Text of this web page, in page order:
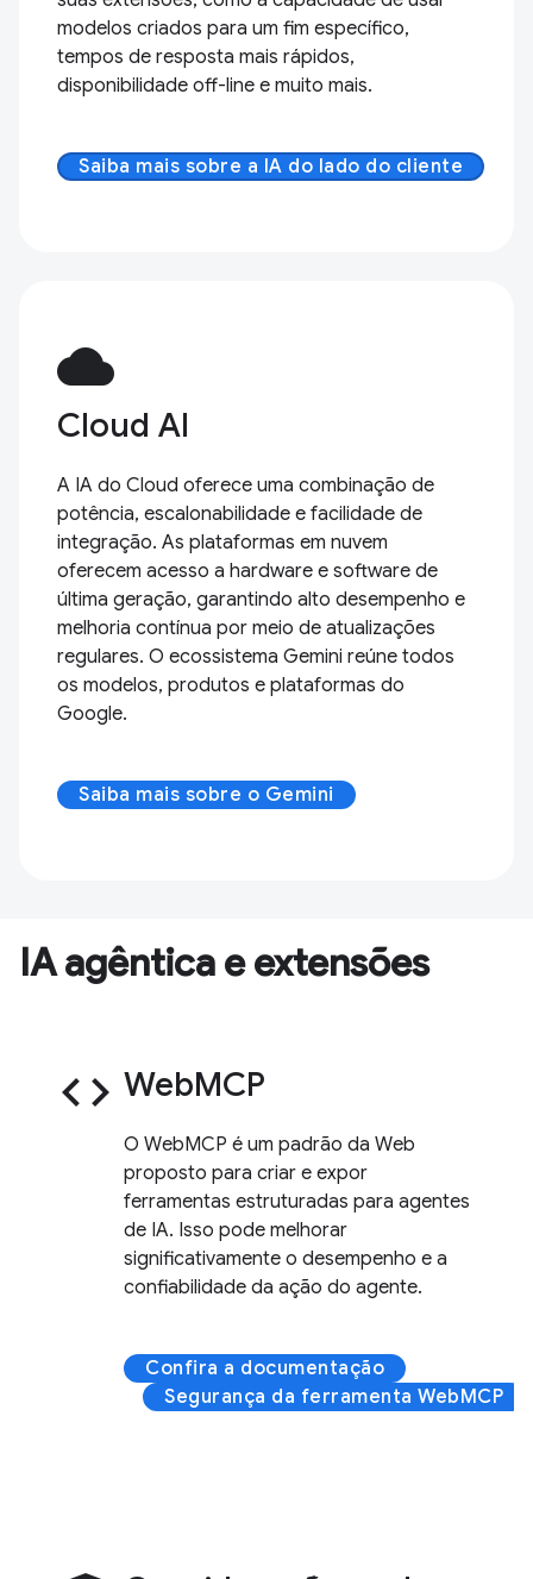
modelos criados para um fim específico,
tempos de resposta mais rápidos,
disponibilidade off-line e muito mais.
Saiba mais sobre a IA do lado do cliente
cloud
Cloud AI
A IA do Cloud oferece uma combinação de
potência, escalonabilidade e facilidade de
integração. As plataformas em nuvem
oferecem acesso a hardware e software de
última geração, garantindo alto desempenho e
melhoria contínua por meio de atualizações
regulares. O ecossistema Gemini reúne todos
os modelos, produtos e plataformas do
Google.
Saiba mais sobre o Gemini
IA agêntica e extensões
code WebMCP
O WebMCP é um padrão da Web
proposto para criar e expor
ferramentas estruturadas para agentes
de IA. Isso pode melhorar
significativamente o desempenho e a
confiabilidade da ação do agente.
Confira a documentação
Segurança da ferramenta WebMCP